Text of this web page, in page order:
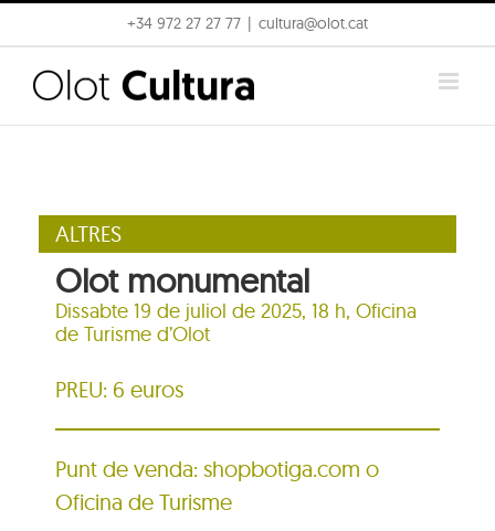
to
content
+34 972 27 27 77 cultura@olot.cat
ALTRES
Olot monumental
Dissabte 19 de juliol de 2025, 18 h, Oficina
de Turisme d’Olot
PREU: 6 euros
Punt de venda: shopbotiga.com o
Oficina de Turisme